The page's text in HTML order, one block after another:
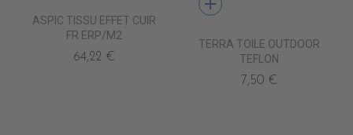
ASPIC TISSU EFFET CUIR
FR ERP/M2
64,22 €
add
TERRA TOILE OUTDOOR
TEFLON
7,50 €